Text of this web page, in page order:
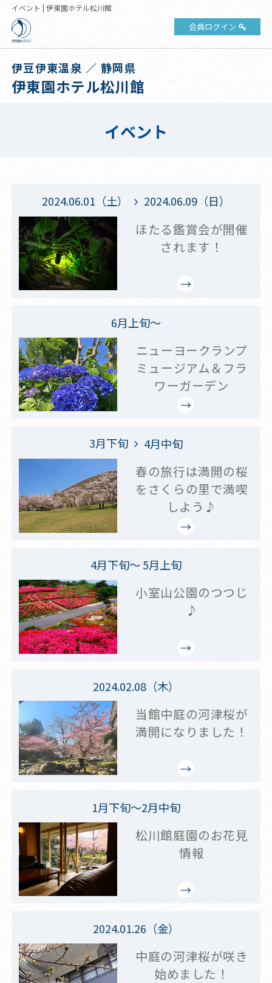
イベント | 伊東園ホテル松川館
会員ログイン
伊豆伊東温泉 ／ 静岡県
伊東園ホテル松川館
イベント
2024.06.01（土） 2024.06.09（日）
ほたる鑑賞会が開催
されます！
6月上旬～
ニューヨークランプ
ミュージアム＆フラ
ワーガーデン
3月下旬 4月中旬
春の旅行は満開の桜
をさくらの里で満喫
しよう♪
4月下旬～ 5月上旬
小室山公園のつつじ
♪
2024.02.08（木）
当館中庭の河津桜が
満開になりました！
1月下旬～2月中旬
松川館庭園のお花見
情報
2024.01.26（金）
中庭の河津桜が咲き
始めました！